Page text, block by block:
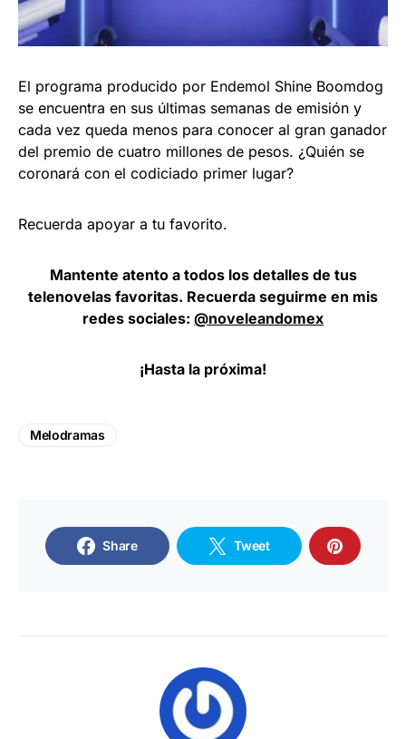
El programa producido por Endemol Shine Boomdog
se encuentra en sus últimas semanas de emisión y
cada vez queda menos para conocer al gran ganador
del premio de cuatro millones de pesos. ¿Quién se
coronará con el codiciado primer lugar?
Recuerda apoyar a tu favorito.
Mantente atento a todos los detalles de tus
telenovelas favoritas. Recuerda seguirme en mis
redes sociales: @noveleandomex
¡Hasta la próxima!
Melodramas
Share Tweet